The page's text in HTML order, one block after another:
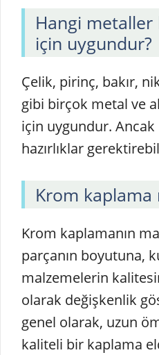
Hangi
için uygundur?
Çelik, pirinç, bakır,
gibi birçok metal ve
için uygundur. Ancak
hazırlıklar
Krom
Krom kaplamanın
parçanın boyutuna,
malzemelerin
olarak değişkenlik
genel olarak, uzun
kaliteli bir kaplama